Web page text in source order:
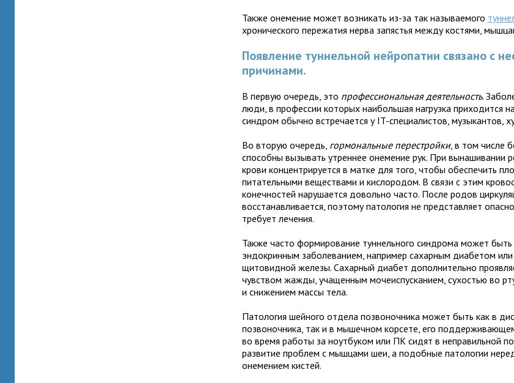
Также онемение может возникать из-за так называемого
хронического пережатия нерва запястья между костями,
Появление туннельной нейропатии связано с
причинами.
В первую очередь, это профессиональная деятельность.
люди, в профессии которых наибольшая нагрузка приходится
синдром обычно встречается у IT-специалистов, музыкантов,
Во вторую очередь, гормональные перестройки, в том числе
способны вызывать утреннее онемение рук. При вынашивании
крови концентрируется в матке для того, чтобы обеспечить
питательными веществами и кислородом. В связи с этим
конечностей нарушается довольно часто. После родов
восстанавливается, поэтому патология не представляет
требует лечения.
Также часто формирование туннельного синдрома может
эндокринным заболеванием, например сахарным диабетом
щитовидной железы. Сахарный диабет дополнительно
чувством жажды, учащенным мочеиспусканием, сухостью во
и снижением массы тела.
Патология шейного отдела позвоночника может быть как в
позвоночника, так и в мышечном корсете, его
во время работы за ноутбуком или ПК сидят в неправильной
развитие проблем с мышцами шеи, а подобные патологии
онемением кистей.